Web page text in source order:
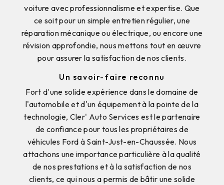
voiture avec professionnalisme et expertise. Que
ce soit pour un simple entretien régulier, une
réparation mécanique ou électrique, ou encore une
révision approfondie, nous mettons tout en œuvre
pour assurer la satisfaction de nos clients.
Un savoir-faire reconnu
Fort d'une solide expérience dans le domaine de
l'automobile et d'un équipement à la pointe de la
technologie, Cler' Auto Services est le partenaire
de confiance pour tous les propriétaires de
véhicules Ford à Saint-Just-en-Chaussée. Nous
attachons une importance particulière à la qualité
de nos prestations et à la satisfaction de nos
clients, ce qui nous a permis de bâtir une solide